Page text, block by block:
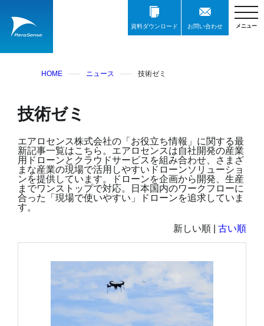
資料ダウンロード お問い合わせ
HOME ニュース 技術ゼミ
技術ゼミ
エアロセンス株式会社の「お役立ち情報」に関する最
新記事一覧はこちら。エアロセンスは自社開発の産業
用ドローンとクラウドサービスを組み合わせ、さまざ
まな産業の現場で活用しやすいドローンソリューショ
ンを提供しています。ドローンを企画から開発、生産
までワンストップで対応。日本国内のワークフローに
合った「現場で使いやすい」ドローンを追求していま
す。
新しい順 |古い順